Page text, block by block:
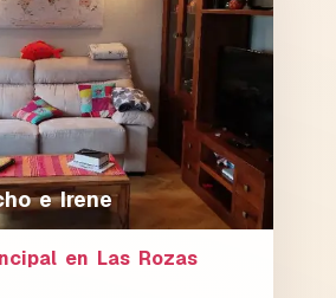
e Irene
en Las Rozas